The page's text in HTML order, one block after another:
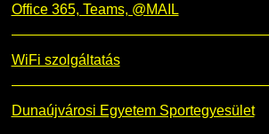
Office 365, Teams, @MAIL
WiFi szolgáltatás
Dunaújvárosi Egyetem Sportegyesület